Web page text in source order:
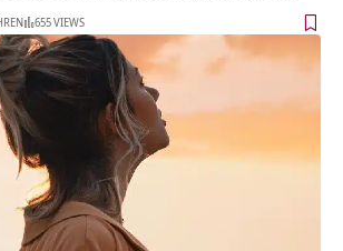
655 VIEWS